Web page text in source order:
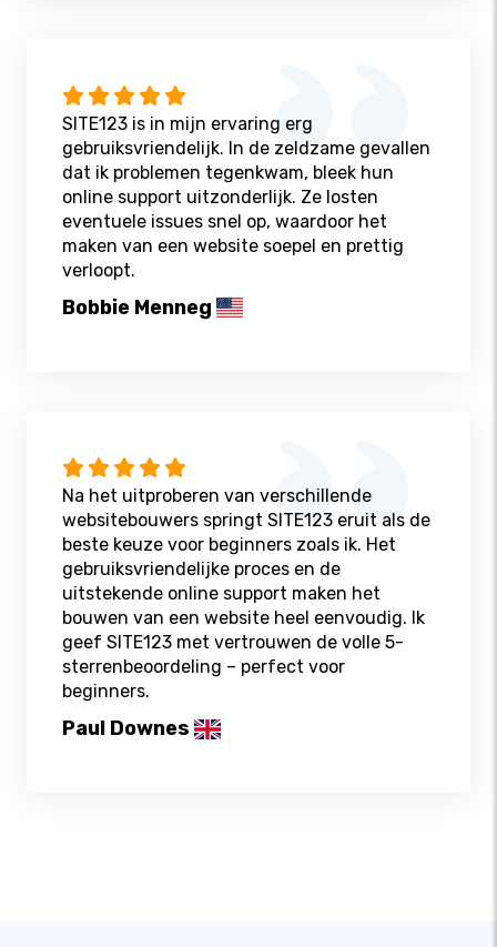
SITE123 is in mijn ervaring erg
gebruiksvriendelijk. In de zeldzame gevallen
dat ik problemen tegenkwam, bleek hun
online support uitzonderlijk. Ze losten
eventuele issues snel op, waardoor het
maken van een website soepel en prettig
verloopt.
Bobbie Menneg
Na het uitproberen van verschillende
websitebouwers springt SITE123 eruit als de
beste keuze voor beginners zoals ik. Het
gebruiksvriendelijke proces en de
uitstekende online support maken het
bouwen van een website heel eenvoudig. Ik
geef SITE123 met vertrouwen de volle 5-
sterrenbeoordeling – perfect voor
beginners.
Paul Downes